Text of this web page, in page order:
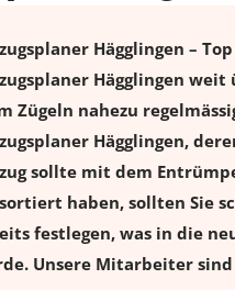
Hägglingen –
Hägglingen
Zügeln nahezu
Hägglingen,
sollte mit dem
haben, sollten Sie
festlegen, was in die
Unsere Mitarbeiter